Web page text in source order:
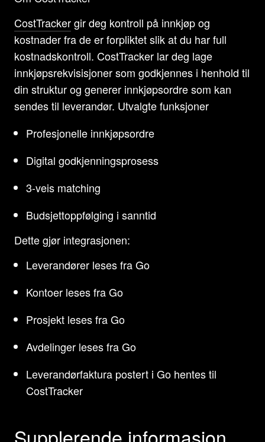
CostTrackergir deg kontroll på innkjøp og
kostnader fra de er forpliktet slik at du har full
kostnadskontroll. CostTracker lar deg lage
innkjøpsrekvisisjoner som godkjennes i henhold til
din struktur og generer innkjøpsordre som kan
sendes til leverandør. Utvalgte funksjoner
Profesjonelle innkjøpsordre
Digital godkjenningsprosess
3-veis matching
Budsjettoppfølging i sanntid
Dette gjør integrasjonen:
Leverandører leses fra Go
Kontoer leses fra Go
Prosjekt leses fra Go
Avdelinger leses fra Go
Leverandørfaktura postert i Go hentes til
CostTracker